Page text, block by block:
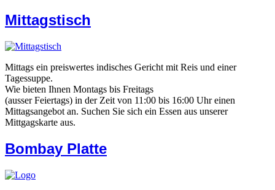
Mittagstisch
Mittags ein preiswertes indisches Gericht mit Reis und einer
Tagessuppe.
Wie bieten Ihnen Montags bis Freitags
(ausser Feiertags) in der Zeit von 11:00 bis 16:00 Uhr einen
Mittagsangebot an. Suchen Sie sich ein Essen aus unserer
Mittgagskarte aus.
Bombay Platte